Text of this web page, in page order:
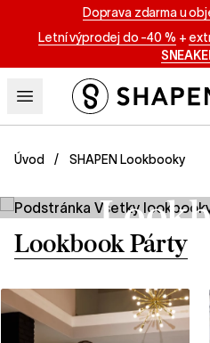
Doprava zdarma u
Letní výprodej do -40 % +
Úvod SHAPEN Lookbooky
Lookbook Párty